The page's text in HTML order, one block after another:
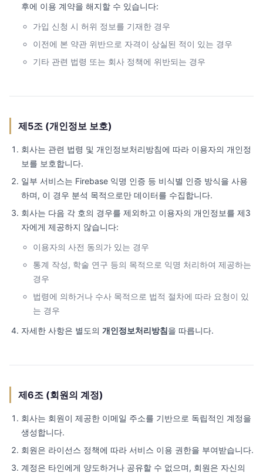
후에 이용 계약을 해지할 수 있습니다:
가입 신청 시 허위 정보를 기재한 경우
이전에 본 약관 위반으로 자격이 상실된 적이 있는 경우
기타 관련 법령 또는 회사 정책에 위반되는 경우
제5조 (개인정보 보호)
회사는 관련 법령 및 개인정보처리방침에 따라 이용자의 개인정
보를 보호합니다.
일부 서비스는 Firebase 익명 인증 등 비식별 인증 방식을 사용
하며, 이 경우 분석 목적으로만 데이터를 수집합니다.
회사는 다음 각 호의 경우를 제외하고 이용자의 개인정보를 제3
자에게 제공하지 않습니다:
이용자의 사전 동의가 있는 경우
통계 작성, 학술 연구 등의 목적으로 익명 처리하여 제공하는
경우
법령에 의하거나 수사 목적으로 법적 절차에 따라 요청이 있
는 경우
자세한 사항은 별도의 개인정보처리방침을 따릅니다.
제6조 (회원의 계정)
회사는 회원이 제공한 이메일 주소를 기반으로 독립적인 계정을
생성합니다.
회원은 라이선스 정책에 따라 서비스 이용 권한을 부여받습니다.
계정은 타인에게 양도하거나 공유할 수 없으며, 회원은 자신의